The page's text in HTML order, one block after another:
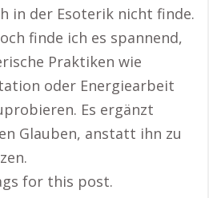
in der Esoterik nicht finde.
finde ich es spannend,
Praktiken wie
oder Energiearbeit
Es ergänzt
Glauben, anstatt ihn zu
for this post.